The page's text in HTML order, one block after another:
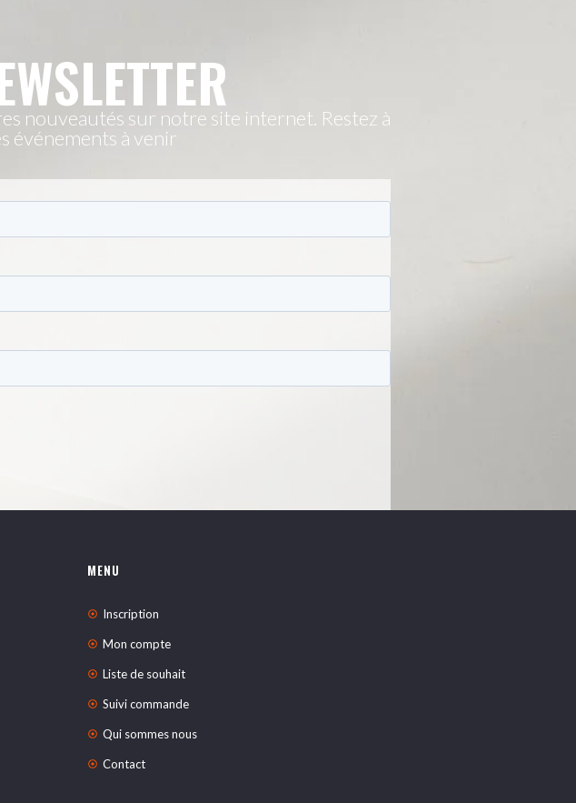
nouveautés sur notre site internet. Restez à
événements à venir
MENU
Inscription
Mon compte
Liste de souhait
Suivi commande
Qui sommes nous
Contact